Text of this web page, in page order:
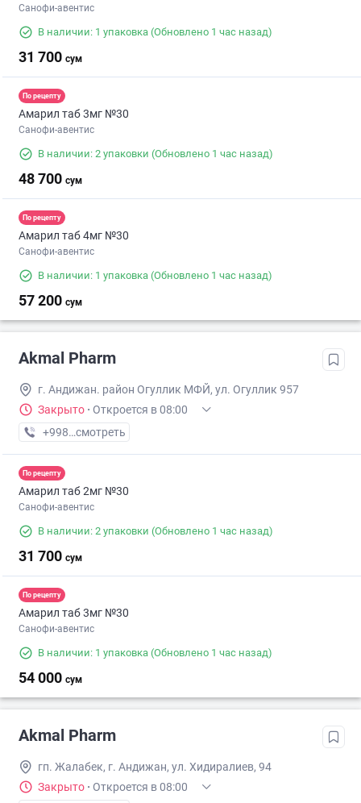
Санофи-авентис
В наличии: 1 упаковка (Обновлено 1 час назад)
31 700 сум
По рецепту
Амарил таб 3мг №30
Санофи-авентис
В наличии: 2 упаковки (Обновлено 1 час назад)
48 700 сум
По рецепту
Амарил таб 4мг №30
Санофи-авентис
В наличии: 1 упаковка (Обновлено 1 час назад)
57 200 сум
Akmal Pharm
г. Андижан. район Огуллик МФЙ, ул. Огуллик 957
Закрыто · Откроется в 08:00
+998 (91) XXX-XX-XX
смотреть
По рецепту
Амарил таб 2мг №30
Санофи-авентис
В наличии: 2 упаковки (Обновлено 1 час назад)
31 700 сум
По рецепту
Амарил таб 3мг №30
Санофи-авентис
В наличии: 1 упаковка (Обновлено 1 час назад)
54 000 сум
Akmal Pharm
гп. Жалабек, г. Андижан, ул. Хидиралиев, 94
Закрыто · Откроется в 08:00